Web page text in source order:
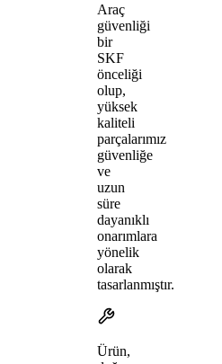
Araç
güvenliği
bir
SKF
önceliği
olup,
yüksek
kaliteli
parçalarımız
güvenliğe
ve
uzun
süre
dayanıklı
onarımlara
yönelik
olarak
tasarlanmıştır.
Ürün,